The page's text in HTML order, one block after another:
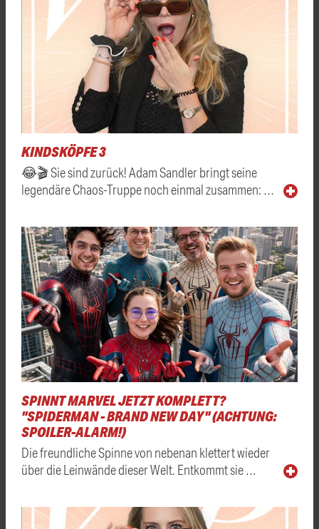
KINDSKÖPFE 3
😂🎬 Sie sind zurück! Adam Sandler bringt seine
legendäre Chaos-Truppe noch einmal zusammen: …
SPINNT MARVEL JETZT KOMPLETT?
"SPIDERMAN - BRAND NEW DAY" (ACHTUNG:
SPOILER-ALARM!)
Die freundliche Spinne von nebenan klettert wieder
über die Leinwände dieser Welt. Entkommt sie …